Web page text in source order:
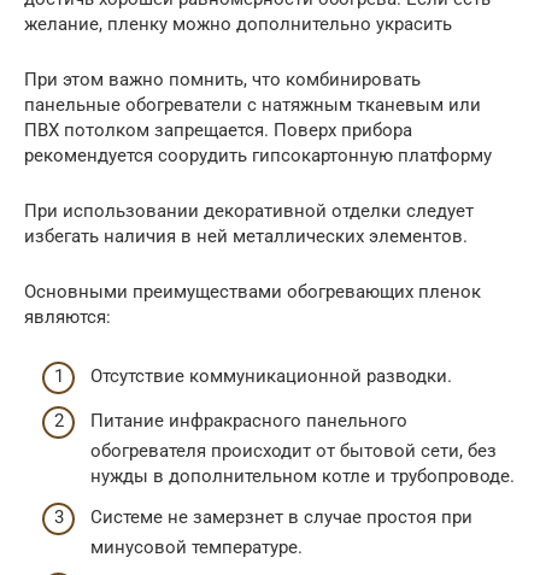
желание, пленку можно дополнительно украсить
При этом важно помнить, что комбинировать
панельные обогреватели с натяжным тканевым или
ПВХ потолком запрещается. Поверх прибора
рекомендуется соорудить гипсокартонную платформу
При использовании декоративной отделки следует
избегать наличия в ней металлических элементов.
Основными преимуществами обогревающих пленок
являются:
Отсутствие коммуникационной разводки.
Питание инфракрасного панельного
обогревателя происходит от бытовой сети, без
нужды в дополнительном котле и трубопроводе.
Системе не замерзнет в случае простоя при
минусовой температуре.